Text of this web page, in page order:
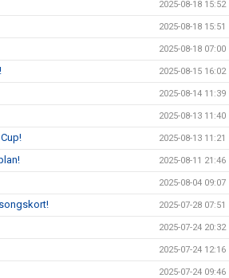
2025-08-18 15:52
2025-08-18 15:51
2025-08-18 07:00
2025-08-15 16:02
2025-08-14 11:39
2025-08-13 11:40
2025-08-13 11:21
2025-08-11 21:46
2025-08-04 09:07
2025-07-28 07:51
2025-07-24 20:32
2025-07-24 12:16
2025-07-24 09:46